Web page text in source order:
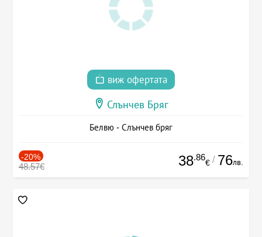
виж офертата
Слънчев Бряг
Белвю - Слънчев бряг
-20%
48.57€ 38.86
€ / 76лв.